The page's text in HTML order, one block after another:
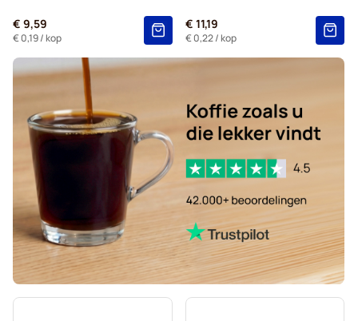
Segafredo-koffiecapsules voor Nespresso®
Café René-koffiecapsules voor Nespresso®
Capsules voor Nespresso®
Gevalia-koffiecapsules voor Nespresso®
Belmio-koffiecapsules voor Nespresso®
Friele-koffiecapsules voor Nespresso®
Garibaldi-koffiecapsules voor Nespresso®
€ 9,59
€ 0,19/ kop
€ 11,19
€ 0,22/ kop